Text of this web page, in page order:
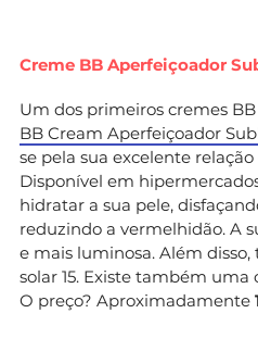
Creme BB Aperfeiçoador
Um dos primeiros cremes
BB Cream Aperfeiçoador
se pela sua excelente
Disponível em
hidratar a sua pele,
reduzindo a vermelhidão. A
e mais luminosa. Além
solar 15. Existe também uma
O preço? Aproximadamente